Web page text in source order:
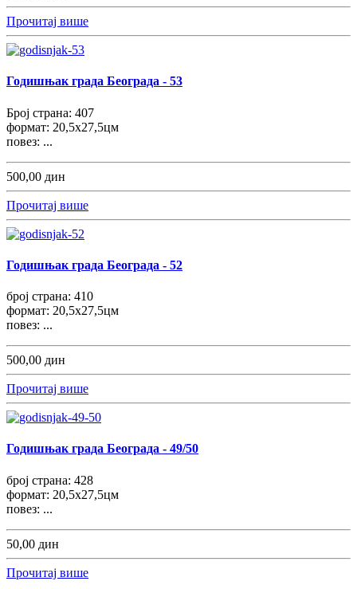
Прочитај више
Годишњак града Београда - 53
Број страна: 407
формат: 20,5x27,5цм
повез: ...
500,00 дин
Прочитај више
Годишњак града Београда - 52
број страна: 410
формат: 20,5x27,5цм
повез: ...
500,00 дин
Прочитај више
Годишњак града Београда - 49/50
број страна: 428
формат: 20,5x27,5цм
повез: ...
50,00 дин
Прочитај више